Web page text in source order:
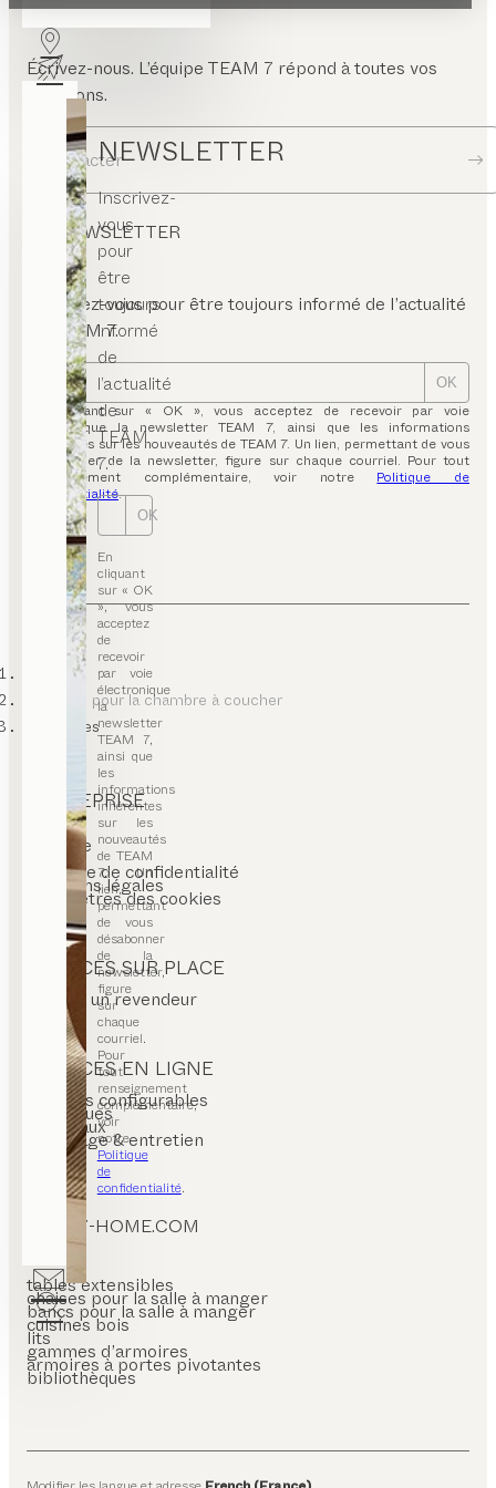
NEWSLETTER
Inscrivez-
vous
pour
être
toujours
informé
de
l’actualité
de
TEAM
7.
OK
En
cliquant
sur « OK
», vous
acceptez
de
recevoir
par voie
électronique
la
newsletter
TEAM 7,
ainsi que
les
informations
inhérentes
sur les
nouveautés
de TEAM
7. Un
lien,
permettant
de vous
désabonner
de la
newsletter,
figure
sur
chaque
courriel.
Pour
tout
renseignement
complémentaire,
voir
notre
Politique
de
confidentialité.
Écrivez-nous. L’équipe TEAM 7 répond à toutes vos
questions.
Contacter
NEWSLETTER
Inscrivez-vous pour être toujours informé de l’actualité
de TEAM 7.
OK
En cliquant sur « OK », vous acceptez de recevoir par voie
électronique la newsletter TEAM 7, ainsi que les informations
inhérentes sur les nouveautés de TEAM 7. Un lien, permettant de vous
désabonner de la newsletter, figure sur chaque courriel. Pour tout
renseignement complémentaire, voir notre Politique de
confidentialité.
TEAM 7
meubles pour la chambre à coucher
coiffeuses
ENTREPRISE
contact
carrière
politique de confidentialité
mentions légales
paramètres des cookies
SERVICES SUR PLACE
trouver un revendeur
SERVICES EN LIGNE
produits configurables
catalogues
matériaux
nettoyage & entretien
FAQs
TEAM7-HOME.COM
tables extensibles
chaises pour la salle à manger
bancs pour la salle à manger
cuisines bois
lits
gammes d’armoires
armoires à portes pivotantes
bibliothèques